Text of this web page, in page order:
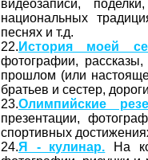
видеозаписи,
национальных
песнях и т.д.
22. История моей
фотографии,
прошлом (или
братьев и сестер,
23.Олимпийские
презентации,
спортивных
24.Я - кулинар. На